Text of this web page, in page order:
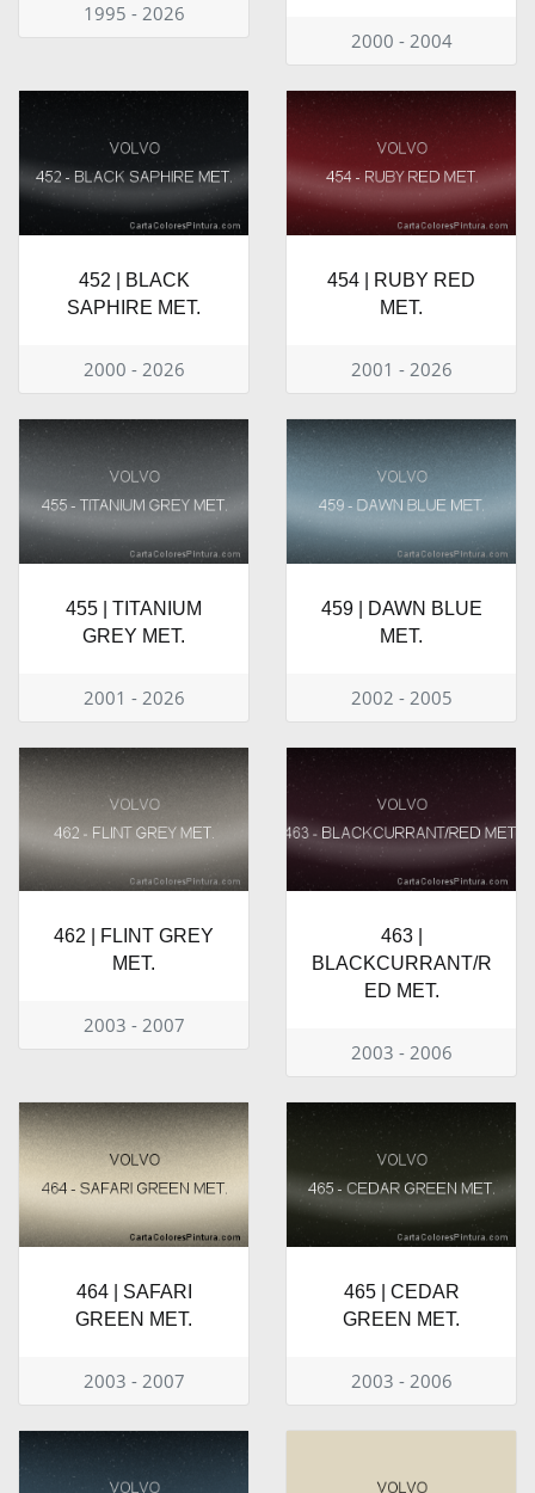
1995 - 2026
2000 - 2004
452 | BLACK
SAPHIRE MET.
2000 - 2026
454 | RUBY RED
MET.
2001 - 2026
455 | TITANIUM
GREY MET.
2001 - 2026
459 | DAWN BLUE
MET.
2002 - 2005
462 | FLINT GREY
MET.
2003 - 2007
463 |
BLACKCURRANT/R
ED MET.
2003 - 2006
464 | SAFARI
GREEN MET.
2003 - 2007
465 | CEDAR
GREEN MET.
2003 - 2006